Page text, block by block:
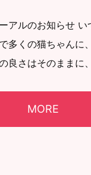
アルのお知らせ
多くの猫ちゃんに
良さはそのままに
MORE